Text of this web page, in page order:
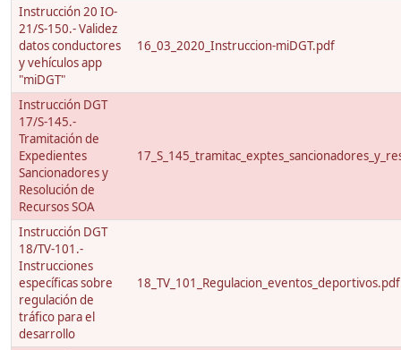
Instrucción 20 IO-
21/S-150.- Validez
datos conductores
y vehículos app
"miDGT"
16_03_2020_Instruccion-miDGT.pdf
Instrucción DGT
17/S-145.-
Tramitación de
Expedientes
Sancionadores y
Resolución de
Recursos SOA
Instrucción DGT
18/TV-101.-
Instrucciones
específicas sobre
regulación de
tráfico para el
desarrollo
18_TV_101_Regulacion_eventos_deportivos.pdf